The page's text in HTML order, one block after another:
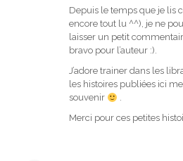
Depuis le temps que je lis
encore tout lu ^^), je ne
laisser un petit
bravo pour l’auteur :).
J’adore trainer dans les
les histoires publiées ici
souvenir
.
Merci pour ces petites